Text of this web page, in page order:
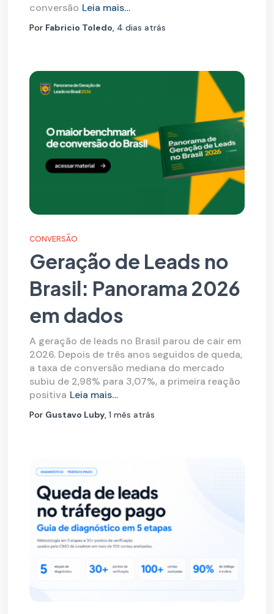
conversão Leia mais…
Por Fabricio Toledo, 4 dias atrás
CONVERSÃO
Geração de Leads no
Brasil: Panorama 2026
em dados
A geração de leads no Brasil parou de cair em
2026. Depois de três anos seguidos de queda,
a taxa de conversão mediana do mercado
subiu de 2,98% para 3,07%, a primeira reação
positiva Leia mais…
Por Gustavo Luby, 1 mês atrás